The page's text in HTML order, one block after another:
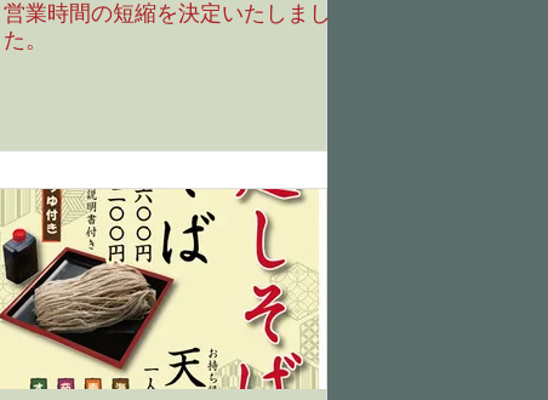
営業時間の短縮を決定いたしまし
た。